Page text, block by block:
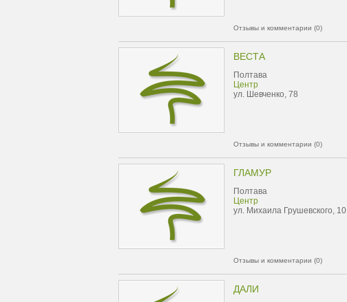
Отзывы и комментарии (0)
ВЕСТА
Полтава
Центр
ул. Шевченко, 78
Отзывы и комментарии (0)
ГЛАМУР
Полтава
Центр
ул. Михаила Грушевского, 10
Отзывы и комментарии (0)
ДАЛИ